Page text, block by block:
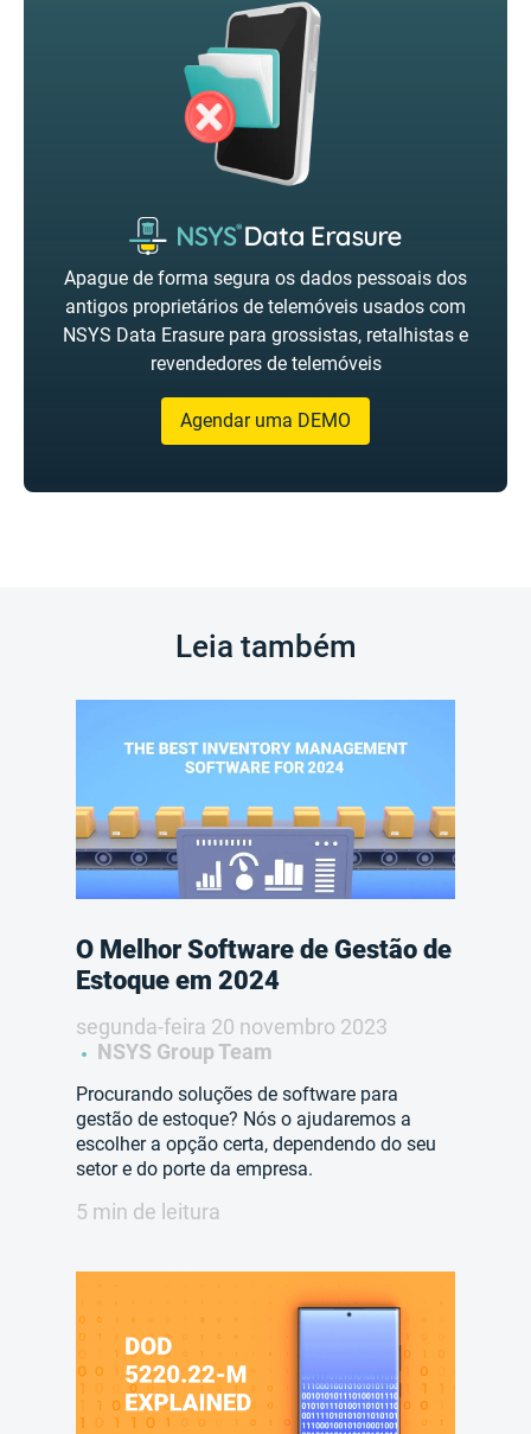
Apague de forma segura os dados pessoais dos
antigos proprietários de telemóveis usados com
NSYS Data Erasure para grossistas, retalhistas e
revendedores de telemóveis
Agendar uma DEMO
Leia também
O Melhor Software de Gestão de
Estoque em 2024
segunda-feira 20 novembro 2023
NSYS Group Team
Procurando soluções de software para
gestão de estoque? Nós o ajudaremos a
escolher a opção certa, dependendo do seu
setor e do porte da empresa.
5 min de leitura